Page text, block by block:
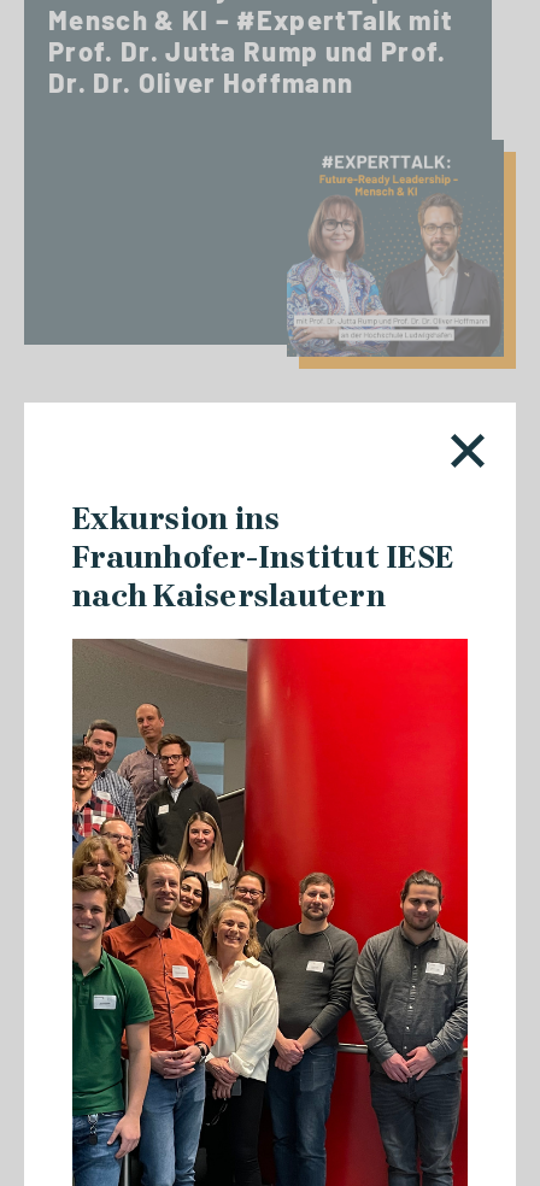
Mensch & KI – #ExpertTalk mit
Prof. Dr. Jutta Rump und Prof.
Dr. Dr. Oliver Hoffmann
Zukunftsthemen der digitalen
Transformation
22.07.2026
#GSRNonTour: Spannende
Impulse von der HERDSA
Konferenz in Singapur
Exkursion ins
Fraunhofer-Institut IESE
nach Kaiserslautern